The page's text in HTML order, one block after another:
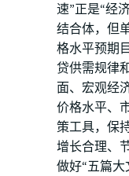
速”正是“经
结合体，但
格水平预期
贷供需规律
面、宏观经
价格水平、
策工具，保
增长合理、
做好“五篇